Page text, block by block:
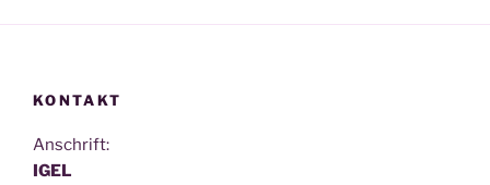
KONTAKT
Anschrift:
IGEL